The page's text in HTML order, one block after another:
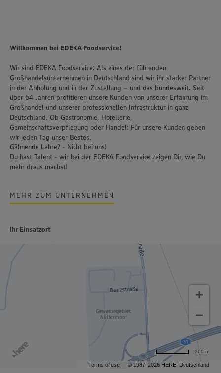
Willkommen bei EDEKA Foodservice!
Wir sind EDEKA Foodservice: Als eines der führenden
Großhandelsunternehmen in Deutschland sind wir ihr starker Partner
in der Abholung und in der Zustellung – und das bundesweit. Seit
über 64 Jahren profitieren unsere Kunden von unserer Erfahrung im
Großhandel und unserer professionellen Infrastruktur in ganz
Deutschland. Ob Gastronomie, Hotellerie,
Gemeinschaftsverpflegung oder Handel: Für unsere Kunden geben
wir jeden Tag unser Bestes.
Gähnende Lehre? - Nicht bei uns!
Du hast Talent - wir bei der EDEKA Foodservice zeigen Dir, wie Du
mehr draus machst!
MEHR ZUM UNTERNEHMEN
Ihr Einsatzort
Terms of use © 1987–2026 HERE, Deutschland
200 m